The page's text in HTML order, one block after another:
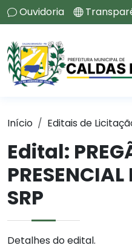
Ouvidoria
Início Editais de
Edital:
SRP
Detalhes do edital.